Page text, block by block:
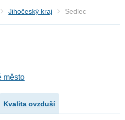
Jihočeský kraj Sedlec
město
Kvalita ovzduší